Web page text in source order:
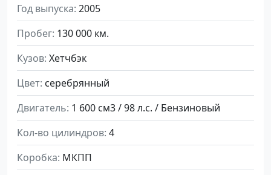
Год выпуска 2005
Пробег 130 000 км.
Кузов Хетчбэк
Цвет cеребрянный
Двигатель 1 600 см3 / 98 л.с. / Бензиновый
Кол-во цилиндров 4
Коробка МКПП